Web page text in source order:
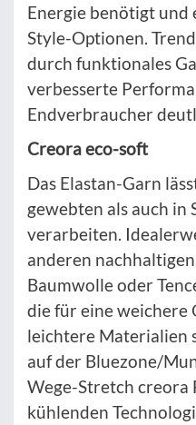
Energie benötigt und
Style-Optionen.
durch funktionales
verbesserte
Endverbraucher
Creora eco-soft
Das Elastan-Garn
gewebten als auch in
verarbeiten.
anderen
Baumwolle oder
die für eine weichere
leichtere Materialien
auf der Bluezone/
Wege-Stretch creora
kühlenden